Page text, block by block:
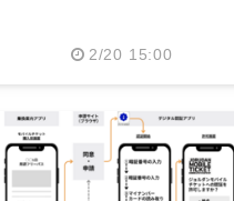
2/20 15:00